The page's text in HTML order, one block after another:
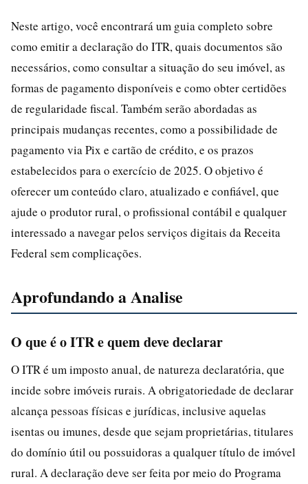
Neste artigo, você encontrará um guia completo sobre
como emitir a declaração do ITR, quais documentos são
necessários, como consultar a situação do seu imóvel, as
formas de pagamento disponíveis e como obter certidões
de regularidade fiscal. Também serão abordadas as
principais mudanças recentes, como a possibilidade de
pagamento via Pix e cartão de crédito, e os prazos
estabelecidos para o exercício de 2025. O objetivo é
oferecer um conteúdo claro, atualizado e confiável, que
ajude o produtor rural, o profissional contábil e qualquer
interessado a navegar pelos serviços digitais da Receita
Federal sem complicações.
Aprofundando a Analise
O que é o ITR e quem deve declarar
O ITR é um imposto anual, de natureza declaratória, que
incide sobre imóveis rurais. A obrigatoriedade de declarar
alcança pessoas físicas e jurídicas, inclusive aquelas
isentas ou imunes, desde que sejam proprietárias, titulares
do domínio útil ou possuidoras a qualquer título de imóvel
rural. A declaração deve ser feita por meio do Programa